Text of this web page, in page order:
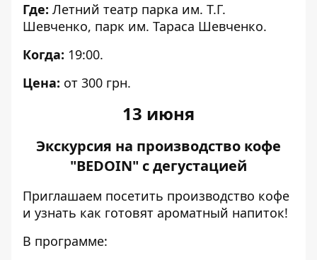
Где: Летний театр парка им. Т.Г.
Шевченко, парк им. Тараса Шевченко.
Когда: 19:00.
Цена: от 300 грн.
13 июня
Экскурсия на производство кофе
"BEDOIN" с дегустацией
Приглашаем посетить производство кофе
и узнать как готовят ароматный напиток!
В программе: